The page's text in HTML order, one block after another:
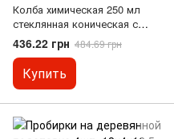
Колба химическая 250 мл
стеклянная коническая с
широким горлом КН-3-250-50
ТС ТО 32246694.02- 2013
"Лаборант"
436.22 грн 484.69 грн
Купить